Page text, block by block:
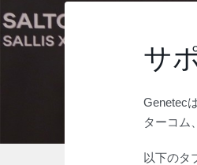
サ
Genetec
ターコム
以下のタ